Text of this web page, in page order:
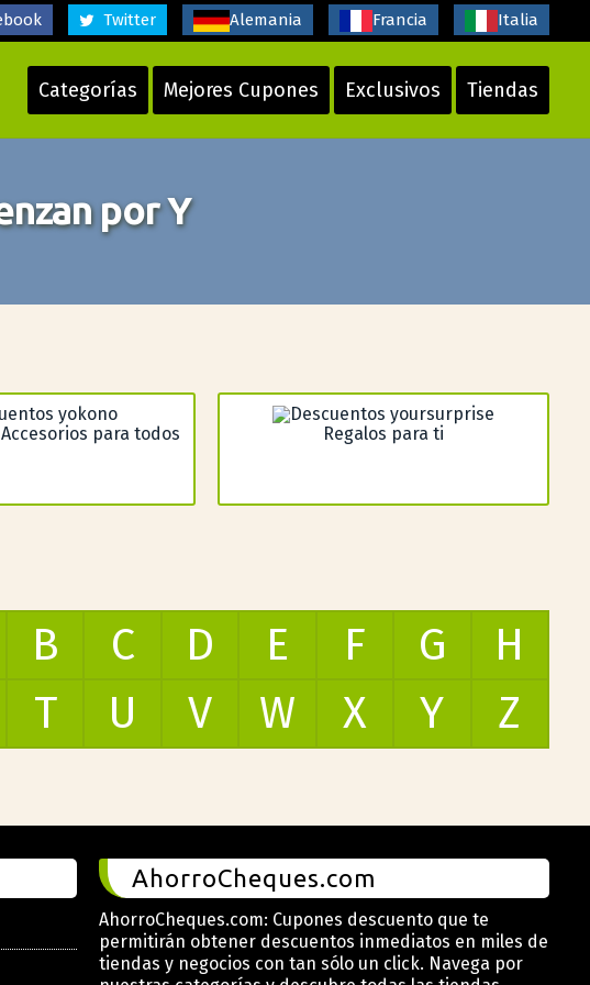
Categorías Mejores Cupones Exclusivos Tiendas
Twitter Alemania Francia Italia
por Y
para todos Regalos para ti
B C D E F G
H
T U V W X Y Z
AhorroCheques.com
AhorroCheques.com: Cupones descuento que te
permitirán obtener descuentos inmediatos en miles de
tiendas y negocios con tan sólo un click. Navega por